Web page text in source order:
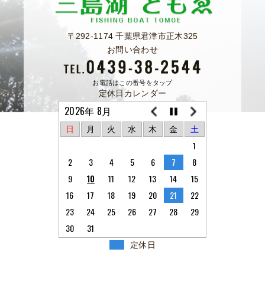
〒292-1174 千葉県君津市正木325
お問い合わせ
お電話はこの番号をタップ
定休日カレンダー
2026年 8月
日 月 火 水 木 金 土
1
2
3 4 5 6 7
8
9
10 11 12 13 14
15
16
17 18 19 20 21
22
23
24 25 26 27 28
29
30
31
定休日